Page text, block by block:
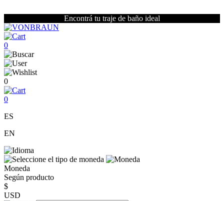
Encontrá tu traje de baño ideal
0
0
0
ES
EN
Moneda
Según producto
$
USD